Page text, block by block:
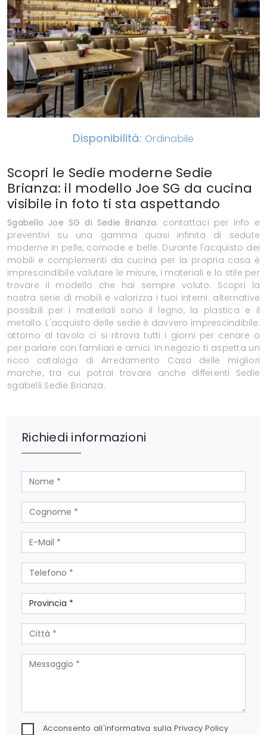
Disponibilità: Ordinabile
Scopri le Sedie moderne Sedie
Brianza: il modello Joe SG da cucina
visibile in foto ti sta aspettando
Sgabello Joe SG di Sedie Brianza: contattaci per info e
preventivi su una gamma quasi infinita di sedute
moderne in pelle, comode e belle. Durante l'acquisto dei
mobili e complementi da cucina per la propria casa è
imprescindibile valutare le misure, i materiali e lo stile per
trovare il modello che hai sempre voluto. Scopri la
nostra serie di mobili e valorizza i tuoi interni: alternative
possibili per i materiali sono il legno, la plastica e il
metallo. L'acquisto delle sedie è davvero imprescindibile:
attorno al tavolo ci si ritrova tutti i giorni per cenare o
per parlare con familiari e amici. In negozio ti aspetta un
ricco catalogo di Arredamento Casa delle migliori
marche, tra cui potrai trovare anche differenti Sedie
sgabelli Sedie Brianza.
Richiedi informazioni
Acconsento all'informativa sulla Privacy Policy